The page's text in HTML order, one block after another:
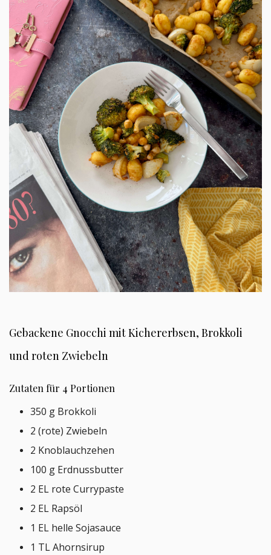
Gebackene Gnocchi mit Kichererbsen, Brokkoli
und roten Zwiebeln
Zutaten für 4 Portionen
350 g Brokkoli
2 (rote) Zwiebeln
2 Knoblauchzehen
100 g Erdnussbutter
2 EL rote Currypaste
2 EL Rapsöl
1 EL helle Sojasauce
1 TL Ahornsirup